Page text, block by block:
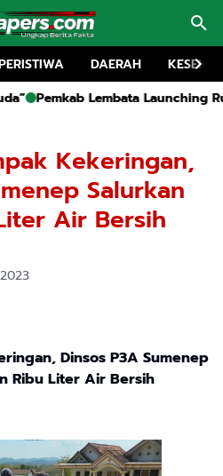
DAERAH
Rumah Potong Unggas,
Kekeringan,
Salurkan
Air Bersih
Dinsos P3A Sumenep
Ribu Liter Air Bersih